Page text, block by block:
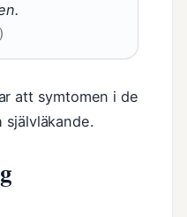
att symtomen i de
självläkande.